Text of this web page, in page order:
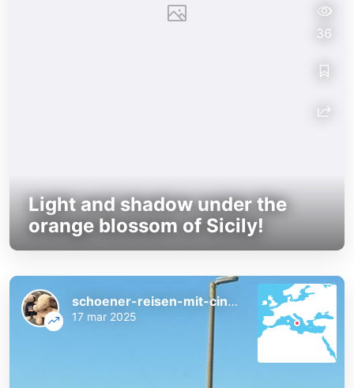
Light and shadow under the
orange blossom of Sicily!
36
schoener-reisen-mit-cindy-und-bert
17 mar 2025